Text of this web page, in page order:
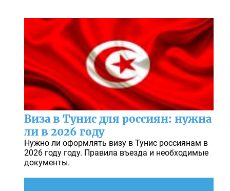
Виза в Тунис для россиян: нужна
ли в 2026 году
Нужно ли оформлять визу в Тунис россиянам в
2026 году году. Правила въезда и необходимые
документы.